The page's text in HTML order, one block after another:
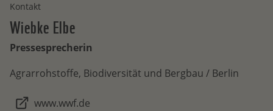
Kontakt
WiebkeElbe
Pressesprecherin
Agrarrohstoffe, Biodiversität und Bergbau / Berlin
www.wwf.de